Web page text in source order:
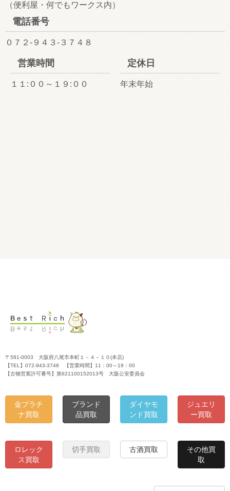
（便利屋・何でもワークス内）
電話番号
０７２-９４３-３７４８
営業時間
１１:００～１９:００
定休日
年末年始
〒581-0003 大阪府八尾市本町１－４－１０(本店)
【TEL】072-943-3748 【営業時間】11：00～19：00
【古物営業許可番号】第621100152013号 大阪公安委員会
金プラチ
ナ買取
ブランド
品買取
ダイヤモ
ンド買取
ジュエリ
ー買取
ロレック
ス買取
切手買取 古酒買取
その他買
取